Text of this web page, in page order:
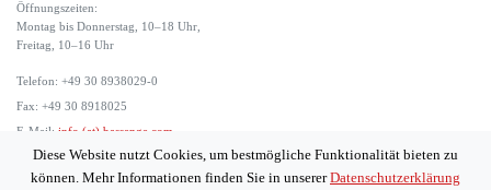
Öffnungszeiten:
Montag bis Donnerstag, 10–18 Uhr,
Freitag, 10–16 Uhr
Telefon: +49 30 8938029-0
Fax: +49 30 8918025
E-Mail: info (at) bassenge.com
Diese Website nutzt Cookies, um bestmögliche Funktionalität bieten zu
können. Mehr Informationen finden Sie in unsererDatenschutzerklärung